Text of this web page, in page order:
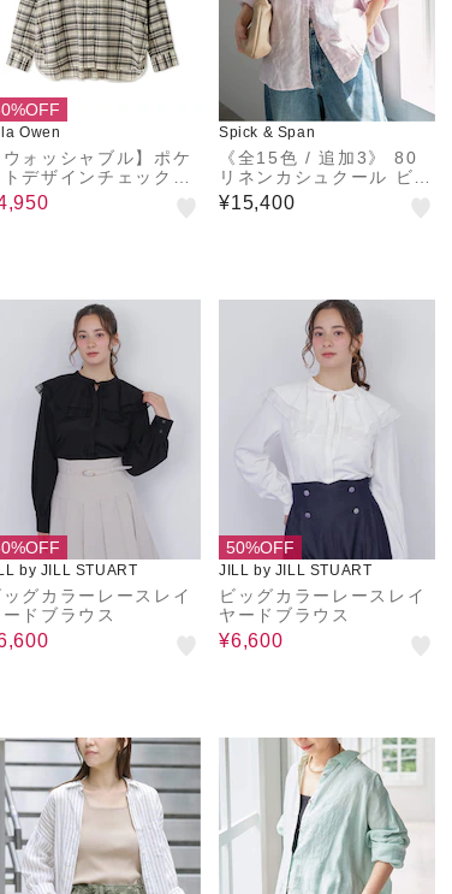
Owen
ウォッシャブル】ポケ
トデザインチェックシ
ビッグシャツ
Spick & Span
《全15色 / 追加3》 80
リネンカシュクール ビッ
グシャツ
¥15,400
by JILL STUART
ッグカラーレースレイ
ードブラウス
50%OFF
JILL by JILL STUART
ビッグカラーレースレイ
ヤードブラウス
¥6,600